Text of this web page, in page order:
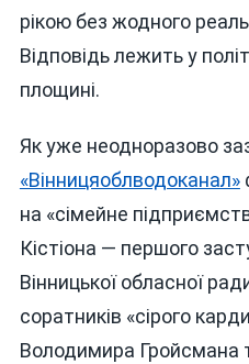
рікою без жодного
Відповідь лежить у
площині.
Як уже неодноразово
«Вінницяоблводоканал»
на «сімейне
Кістіона — першого
Вінницької обласної
соратників «сірого
Володимира Гройсмана